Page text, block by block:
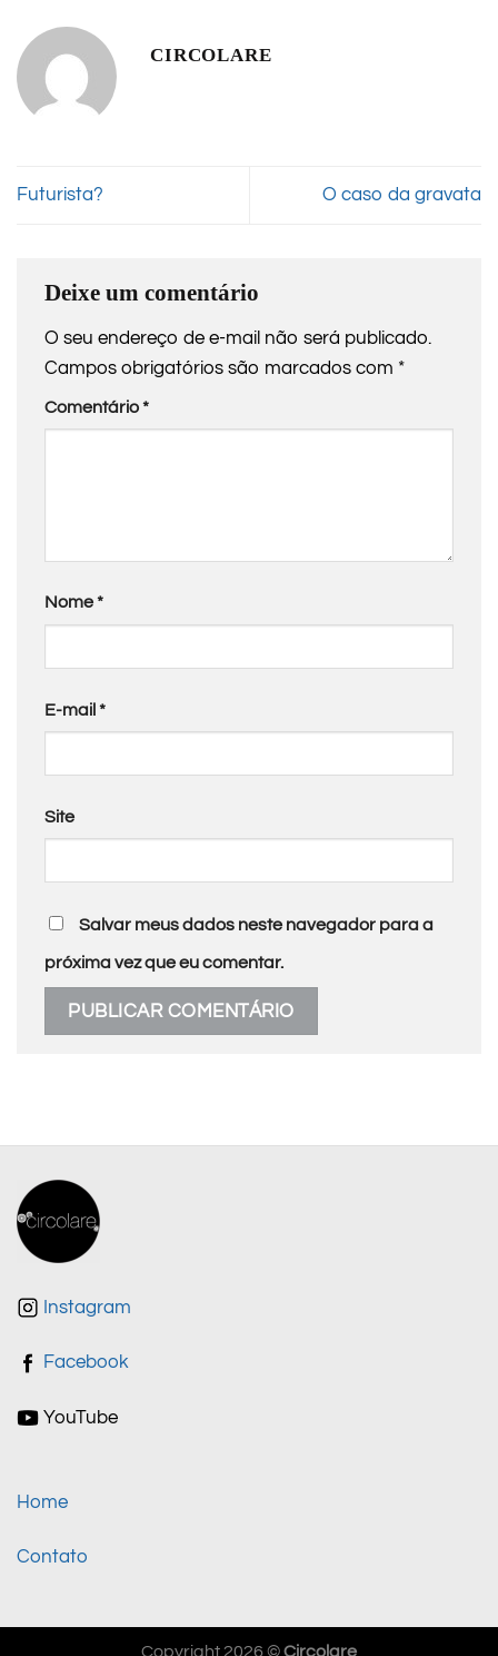
CIRCOLARE
Futurista? O caso da gravata
Deixe um comentário
O seu endereço de e-mail não será publicado.
Campos obrigatórios são marcados com *
Comentário*
Nome*
E-mail*
Site
Salvar meus dados neste navegador para a
próxima vez que eu comentar.
Instagram
Facebook
YouTube
Home
Contato
Copyright 2026 ©Circolare